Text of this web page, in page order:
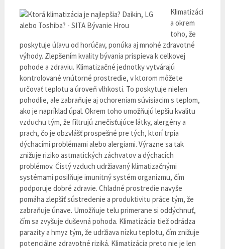
Klimatizáci
a okrem
toho, že
poskytuje úľavu od horúčav, ponúka aj mnohé zdravotné
výhody. Zlepšením kvality bývania prispieva k celkovej
pohode a zdraviu. Klimatizačné jednotky vytvárajú
kontrolované vnútorné prostredie, v ktorom môžete
určovať teplotu a úroveň vlhkosti. To poskytuje nielen
pohodlie, ale zabraňuje aj ochoreniam súvisiacim s teplom,
ako je napríklad úpal. Okrem toho umožňujú lepšiu kvalitu
vzduchu tým, že filtrujú znečisťujúce látky, alergény a
prach, čo je obzvlášť prospešné pre tých, ktorí trpia
dýchacími problémami alebo alergiami. Výrazne sa tak
znižuje riziko astmatických záchvatov a dýchacích
problémov. Čistý vzduch udržiavaný klimatizačnými
systémami posilňuje imunitný systém organizmu, čím
podporuje dobré zdravie. Chladné prostredie navyše
pomáha zlepšiť sústredenie a produktivitu práce tým, že
zabraňuje únave. Umožňuje telu primerane si oddýchnuť,
čím sa zvyšuje duševná pohoda. Klimatizácia tiež odrádza
parazity a hmyz tým, že udržiava nízku teplotu, čím znižuje
potenciálne zdravotné riziká. Klimatizácia preto nie je len